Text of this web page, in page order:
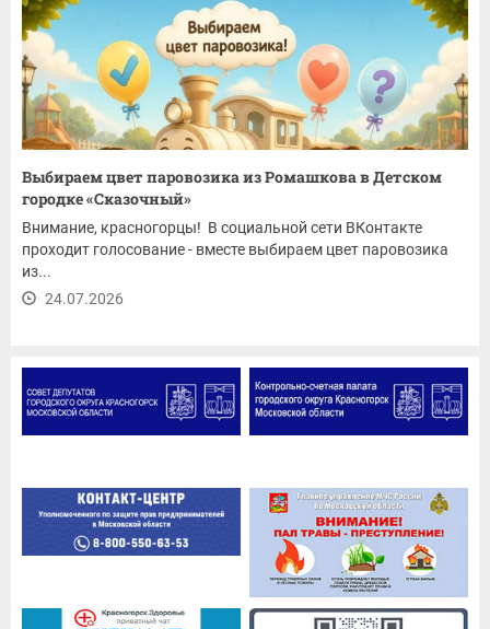
Выбираем цвет паровозика из Ромашкова в Детском
городке «Сказочный»
Внимание, красногорцы! В социальной сети ВКонтакте
проходит голосование - вместе выбираем цвет паровозика
из...
24.07.2026